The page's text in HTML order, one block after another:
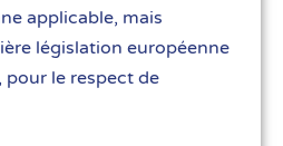
applicable, mais
législation européenne
pour le respect de